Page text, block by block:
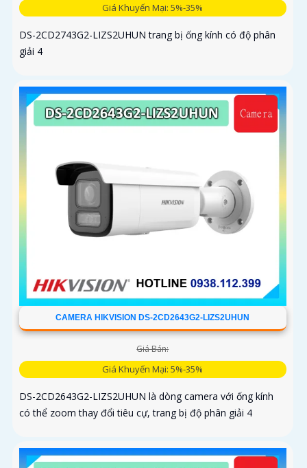
Giá Khuyến Mại: 5%-35%
DS-2CD2743G2-LIZS2UHUN trang bị ống kính có độ phân
giải 4
CAMERA HIKVISION DS-2CD2643G2-LIZS2UHUN
Giá Bán:
Giá Khuyến Mại: 5%-35%
DS-2CD2643G2-LIZS2UHUN là dòng camera với ống kính
có thể zoom thay đổi tiêu cự, trang bị độ phân giải 4